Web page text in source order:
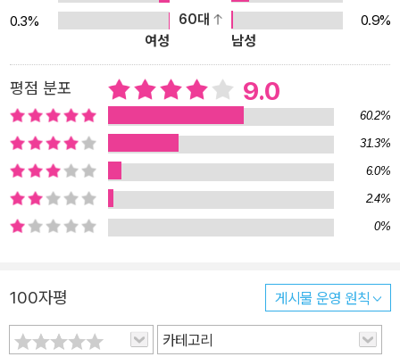
는 불쑥불쑥 그의 앞에 나타났다 사라지기를 계속한다. 광기와 논리,
증오와 사랑, 세계대전과 평화로 점철된 삶 속에서 스스로 선택한 사
두 위태롭게 하며 결국 그를 정신병의 문턱까지 내모는데…….《로지
코믹스》는 러셀의 내면적 갈등을 보여주면서 그 갈등을 러셀이 평생
대답하고자 애쓴 영원한 질문들과 연관시킨다. 요컨대, 이 작품은 ‘이
상적인 합리성과 결함 있고 덧없는 현실이 빚어내는 갈등’에 관한 이
야기다. 러셀, 칸토어, 화이트헤드, 힐베르트, 비트겐슈타인, 폰 노이
만, 괴델, 튜링 등 19～20세기 위대한 사상가들의 지적 탐험을 생동
의 역할’이라는 주제로 강연을 펼치는 것으로부터 이야기가 시작된
다. 러셀의 삶에 있었던 굵직굵직한 사건들을 회상하는 기법으로 이
야기가 전개되며, 러셀의 내레이션을 골자로 러셀의 개인사뿐 아니라
0.3%
60대
0.9%
여성
남성
평점 분포 9.0
60.2%
31.3%
6.0%
2.4%
0%
100자평 게시물 운영 원칙
카테고리